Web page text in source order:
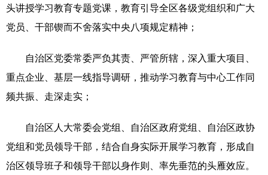
头讲授学习教育专题党课，教育引导全区各级党组织和广大
党员、干部锲而不舍落实中央八项规定精神；
自治区党委常委严负其责、严管所辖，深入重大项目、
重点企业、基层一线指导调研，推动学习教育与中心工作同
频共振、走深走实；
自治区人大常委会党组、自治区政府党组、自治区政协
党组和党员领导干部，结合自身实际开展学习教育，形成自
治区领导班子和领导干部以身作则、率先垂范的头雁效应。